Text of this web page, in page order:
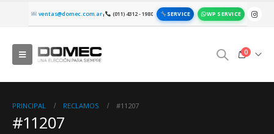
ventas@domec.com.ar| (011) 4312 - 1980 SERVICE WP SERVICE
0
PRINCIPAL RECLAMOS #11207
#11207